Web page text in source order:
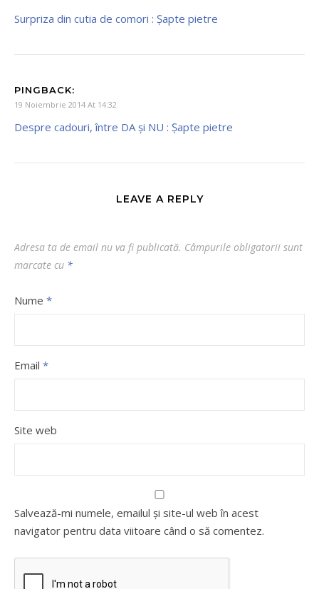
Surpriza din cutia de comori : Şapte pietre
PINGBACK:
19 Noiembrie 2014 At 14:32
Despre cadouri, între DA și NU : Şapte pietre
LEAVE A REPLY
Adresa ta de email nu va fi publicată. Câmpurile obligatorii sunt
marcate cu *
Nume *
Email *
Site web
Salvează-mi numele, emailul și site-ul web în acest
navigator pentru data viitoare când o să comentez.